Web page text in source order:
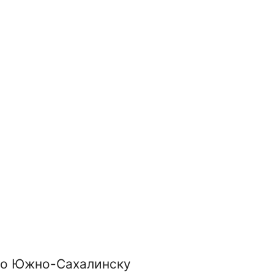
Южно-Сахалинску